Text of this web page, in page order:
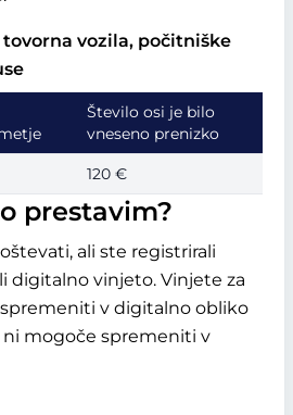
vozila, počitniške
Število osi je bilo
vneseno prenizko
120 €
prestavim?
ali ste registrirali
digitalno vinjeto. Vinjete za
v digitalno obliko
mogoče spremeniti v